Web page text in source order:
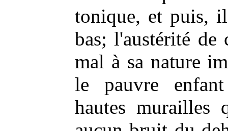
tonique, et puis,
bas; l'austérité
mal à sa nature
le pauvre
hautes murailles